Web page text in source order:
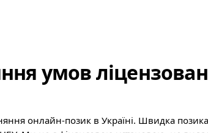
умов
онлайн-позик в Україні. Швидка